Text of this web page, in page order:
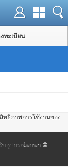
ทะเบียน
ทธิภาพการใช้งานของ
บอุปกรณ์พกพา ©